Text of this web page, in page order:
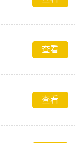
查看
查看